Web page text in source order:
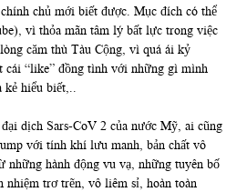
chủ mới biết được. Mục đích có thể
vì thỏa mãn tâm lý bất lực trong việc
căm thù Tàu Cộng, vì quá ái kỷ
cái “like” đồng tình với những gì mình
kẻ hiểu biết,..
dịch Sars-CoV 2 của nước Mỹ, ai cũng
với tính khí lưu manh, bản chất vô
những hành động vu vạ, những tuyên bố
nhiệm trơ trẽn, vô liêm sỉ, hoàn toàn